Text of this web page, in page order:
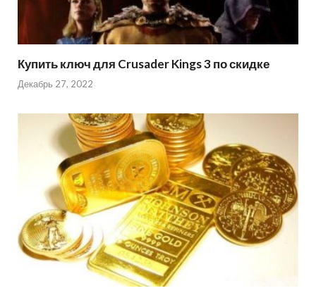
Купить ключ для Crusader Kings 3 по скидке
Декабрь 27, 2022